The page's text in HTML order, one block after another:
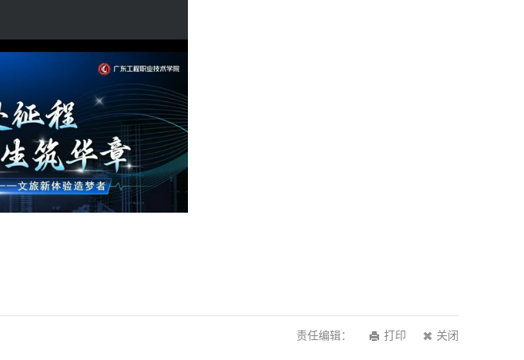
关闭
打印
责任编辑：